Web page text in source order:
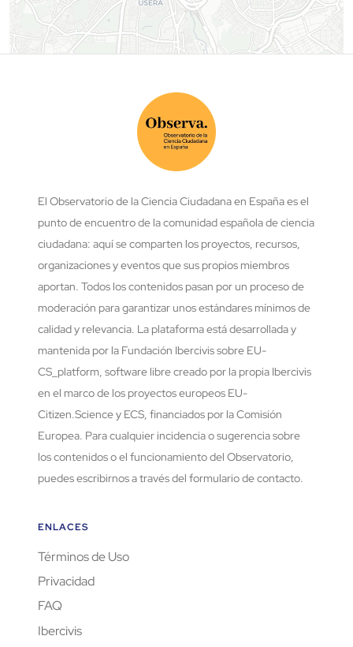
El Observatorio de la Ciencia Ciudadana en España es el
punto de encuentro de la comunidad española de ciencia
ciudadana: aquí se comparten los proyectos, recursos,
organizaciones y eventos que sus propios miembros
aportan. Todos los contenidos pasan por un proceso de
moderación para garantizar unos estándares mínimos de
calidad y relevancia. La plataforma está desarrollada y
mantenida por la Fundación Ibercivis sobre EU-
CS_platform, software libre creado por la propia Ibercivis
en el marco de los proyectos europeos EU-
Citizen.Science y ECS, financiados por la Comisión
Europea. Para cualquier incidencia o sugerencia sobre
los contenidos o el funcionamiento del Observatorio,
puedes escribirnos a través del formulario de contacto.
ENLACES
Términos de Uso
Privacidad
FAQ
Ibercivis